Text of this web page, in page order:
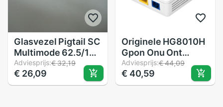
Glasvezel Pigtail SC
Multimode 62.5/125
OM1 Simplex 2mm
GoodFtth 0.5-3m 2
stks/partij
Adviesprijs:€ 32,19
€ 26,09
Originele HG8010H
Gpon Onu Ont
Netwerk Router 1GE
Sc Upc Interface
Ftth Glasvezel
Adviesprijs:€ 44,09
€ 40,59